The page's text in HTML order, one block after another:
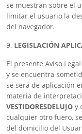
se muestran sobre el
limitar el usuario la
del navegador.
LEGISLACIÓN
El presente Aviso
y se encuentra
se será de aplicación
materia de
VESTIDORESDELUJOy
cualquier otro fuero,
del domicilio del